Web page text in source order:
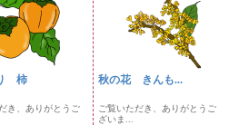
柿
き、ありがとうご
秋の花 きんも...
ご覧いただき、ありがとうご
ざいま...